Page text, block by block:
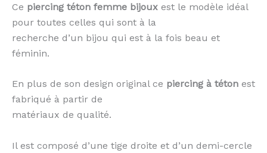
Ce piercing téton femme bijoux est le modèle idéal
pour toutes celles qui sont à la
recherche d’un bijou qui est à la fois beau et
féminin.
En plus de son design original ce piercing à téton est
fabriqué à partir de
matériaux de qualité.
Il est composé d’une tige droite et d’un demi-cercle